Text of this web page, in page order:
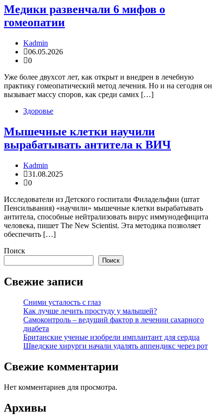
Медики развенчали 6 мифов о
гомеопатии
Kadmin
06.05.2026
0
Уже более двухсот лет, как открыт и внедрен в лечебную
практику гомеопатический метод лечения. Но и на сегодня он
вызывает массу споров, как среди самих […]
Здоровье
Мышечные клетки научили
вырабатывать антитела к ВИЧ
Kadmin
31.08.2025
0
Исследователи из Детского госпитали Филадельфии (штат
Пенсильвания) «научили» мышечные клетки вырабатывать
антитела, способные нейтрализовать вирус иммунодефицита
человека, пишет The New Scientist. Эта методика позволяет
обеспечить […]
Поиск
Поиск
Свежие записи
Сними усталость с глаз
Как лучше лечить простуду у малышей?
Самоконтроль – ведущий фактор в лечении сахарного
диабета
Британские ученые изобрели имплантант для сердца
Шведские хирурги начали удалять аппендикс через рот
Свежие комментарии
Нет комментариев для просмотра.
Архивы